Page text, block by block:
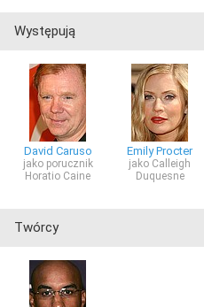
Występują
David Caruso
jako porucznik
Horatio Caine
Emily Procter
jako Calleigh
Duquesne
Twórcy